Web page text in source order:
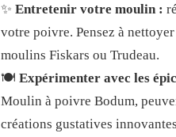
✨ Entretenir votre moulin :
votre poivre. Pensez à
moulins Fiskars ou Trudeau.
🍽️ Expérimenter avec les
Moulin à poivre Bodum,
créations gustatives